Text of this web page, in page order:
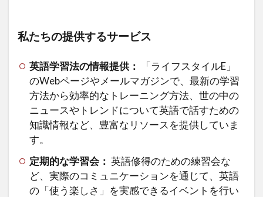
私たちの提供するサービス
英語学習法の情報提供：
「ライフスタイルE」
のWebページやメールマガジンで、最新の学習
方法から効率的なトレーニング方法、世の中の
ニュースやトレンドについて英語で話すための
知識情報など、豊富なリソースを提供していま
す。
定期的な学習会： 英語修得のための練習会な
ど、実際のコミュニケーションを通じて、英語
の「使う楽しさ」を実感できるイベントを行い